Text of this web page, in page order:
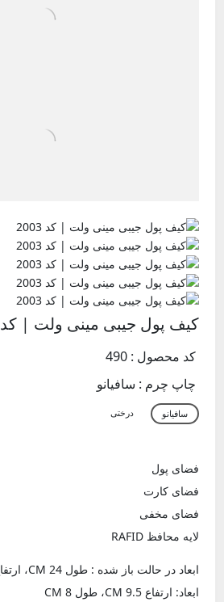
کیف پول جیبی مینی ولت | کد 2003
کد محصول : 490
چاپ چرم : سافیانو
فضای پول
فضای کارت
فضای مخفی
لایه محافظ RAFID
ابعاد در حالت باز شده : طول 24 CM، ارتفاع 9 CM
ابعاد: ارتفاع 9.5 CM، طول 8 CM